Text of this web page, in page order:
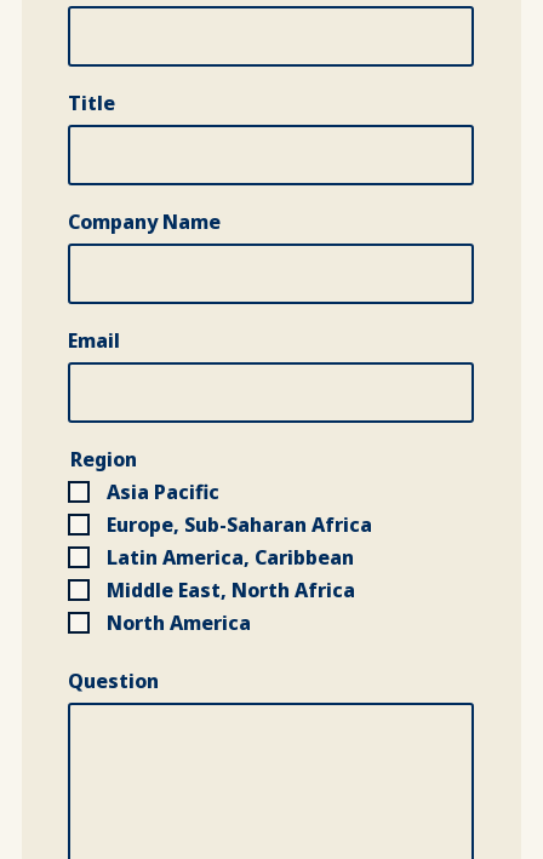
Title
Company Name
Email
Region
Asia Pacific
Europe, Sub-Saharan Africa
Latin America, Caribbean
Middle East, North Africa
North America
Question